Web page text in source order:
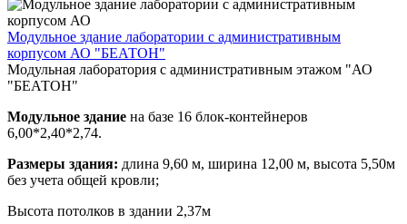
Модульное здание лаборатории с административным
корпусом АО "БЕАТОН"
Модульная лаборатория с административным этажом "АО
"БЕАТОН"
Модульное здание на базе 16 блок-контейнеров
6,00*2,40*2,74.
Размеры здания: длина 9,60 м, ширина 12,00 м, высота 5,50м
без учета общей кровли;
Высота потолков в здании 2,37м